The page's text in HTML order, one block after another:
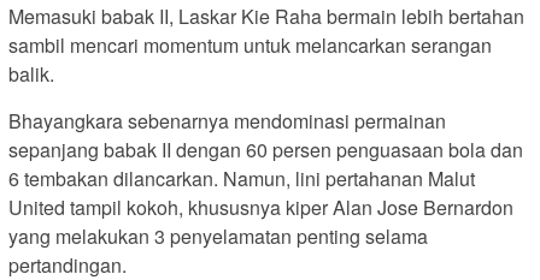
Memasuki babak II, Laskar Kie Raha bermain lebih bertahan
sambil mencari momentum untuk melancarkan serangan
balik.
Bhayangkara sebenarnya mendominasi permainan
sepanjang babak II dengan 60 persen penguasaan bola dan
6 tembakan dilancarkan. Namun, lini pertahanan Malut
United tampil kokoh, khususnya kiper Alan Jose Bernardon
yang melakukan 3 penyelamatan penting selama
pertandingan.